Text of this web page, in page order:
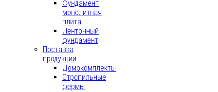
Фундамент
монолитная
плита
Ленточный
фундамент
Поставка
продукции
Домокомплекты
Стропильные
фермы